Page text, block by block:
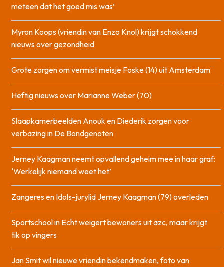
meteen dat het goed mis was’
Myron Koops (vriendin van Enzo Knol) krijgt schokkend
nieuws over gezondheid
Grote zorgen om vermist meisje Foske (14) uit Amsterdam
Heftig nieuws over Marianne Weber (70)
Slaapkamerbeelden Anouk en Diederik zorgen voor
verbazing in De Bondgenoten
Jerney Kaagman neemt opvallend geheim mee in haar graf:
‘Werkelijk niemand weet het’
Zangeres en Idols-jurylid Jerney Kaagman (79) overleden
Sportschool in Echt weigert bewoners uit azc, maar krijgt
tik op vingers
Jan Smit wil nieuwe vriendin bekendmaken, foto van